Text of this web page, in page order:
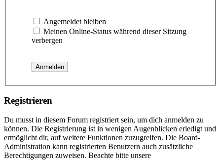
Angemeldet bleiben
Meinen Online-Status während dieser Sitzung
verbergen
Registrieren
Du musst in diesem Forum registriert sein, um dich anmelden zu
können. Die Registrierung ist in wenigen Augenblicken erledigt und
ermöglicht dir, auf weitere Funktionen zuzugreifen. Die Board-
Administration kann registrierten Benutzern auch zusätzliche
Berechtigungen zuweisen. Beachte bitte unsere